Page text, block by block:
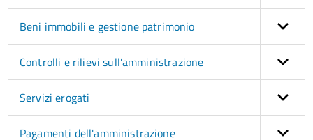
Beni immobili e gestione patrimonio
Controlli e rilievi sull'amministrazione
Servizi erogati
Pagamenti dell'amministrazione